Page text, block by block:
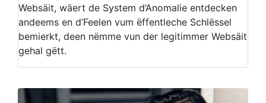
Websäit, wäert de System d’Anomalie entdecken
andeems en d’Feelen vum ëffentleche Schlëssel
bemierkt, deen nëmme vun der legitimmer Websäit
gehal gëtt.